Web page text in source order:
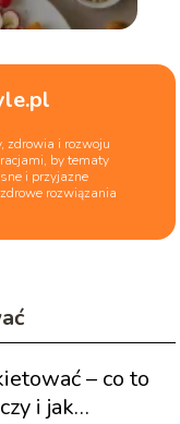
zdrowia i rozwoju
by tematy
i przyjazne
rozwiązania
– co to
i jak